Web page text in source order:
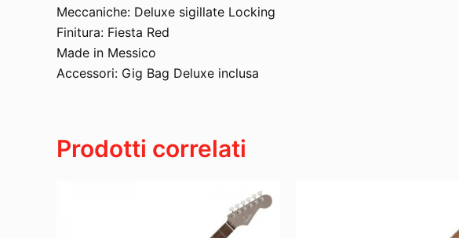
Meccaniche: Deluxe sigillate Locking
Finitura: Fiesta Red
Made in Messico
Accessori: Gig Bag Deluxe inclusa
Prodotti correlati